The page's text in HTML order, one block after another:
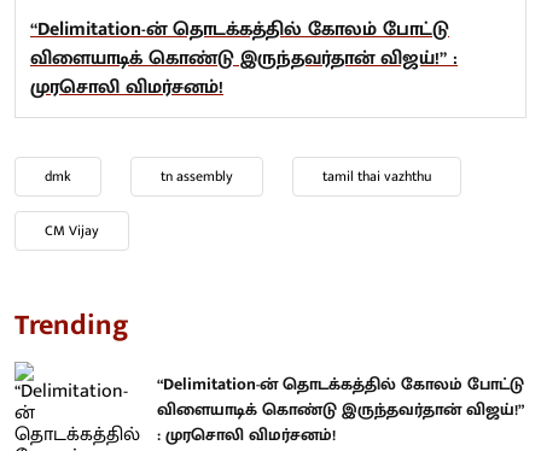
“Delimitation-ன் தொடக்கத்தில் கோலம் போட்டு
விளையாடிக் கொண்டு இருந்தவர்தான் விஜய்!” :
முரசொலி விமர்சனம்!
dmk tn assembly tamil thai vazhthu
CM Vijay
Trending
“Delimitation-ன் தொடக்கத்தில் கோலம் போட்டு
விளையாடிக் கொண்டு இருந்தவர்தான் விஜய்!”
: முரசொலி விமர்சனம்!